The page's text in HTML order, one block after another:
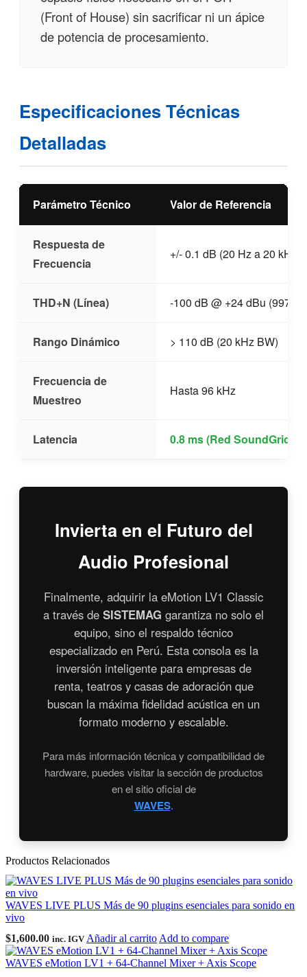
(Front of House) sin sacrificar ni un ápice
de potencia de procesamiento.
Especificaciones Técnicas
Detalladas
Parámetro Técnico Valor de Referencia
Respuesta de
Frecuencia
+/- 0.1 dB (20 Hz a 20 kHz)
THD+N (Línea) -100 dB @ +24 dBu (997
Rango Dinámico > 110 dB (20 kHz BW)
Frecuencia de
Muestreo
Hasta 96 kHz
Latencia 0.8 ms (Red SoundGrid)
Invierta en el Futuro del
Audio Profesional
Finalmente, adquirir la eMotion LV1 Classic
a través de SISTEMAG garantiza no solo el
equipo, sino el respaldo técnico
especializado en Perú. Esta consola es la
inversión inteligente para empresas de
renta, teatros y casas de adoración que
buscan la máxima fidelidad acústica en un
formato moderno y escalable.
Para más información técnica y compatibilidad de
hardware, puedes visitar la sección de productos
en el sitio oficial de
WAVES.
Productos Relacionados
WAVES LIVE PLUS Más de 90 plugins esenciales para sonido en
vivo
$1,600.00 inc. IGV Añadir al carrito Add to compare
WAVES eMotion LV1 + 64-Channel Mixer + Axis Scope